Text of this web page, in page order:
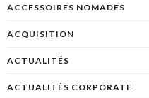
ACCESSOIRES NOMADES
ACQUISITION
ACTUALITÉS
ACTUALITÉS CORPORATE